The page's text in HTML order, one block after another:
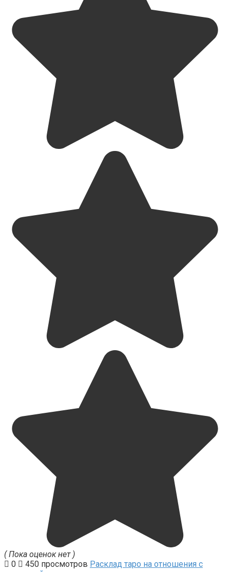
( Пока оценок нет )
0
450 просмотров Расклад таро на отношения с